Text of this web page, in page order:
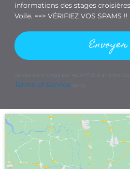
informations des stages
Voile. ==> VÉRIFIEZ VOS SPAMS !!
Envoyer
Ce site est protégé par reCAPTCHA and the
Terms of Service apply.